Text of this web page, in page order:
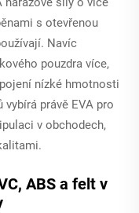
s otevřenou
Navíc
pouzdra více,
nízké hmotnosti
právě EVA pro
v obchodech,
ABS a felt v